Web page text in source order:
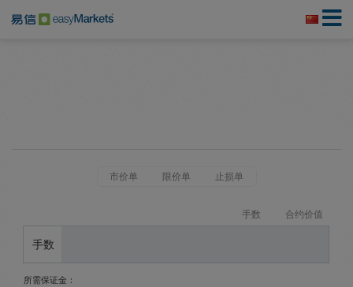
市价单 限价单 止损单
手数 合约价值
手数
所需保证金：